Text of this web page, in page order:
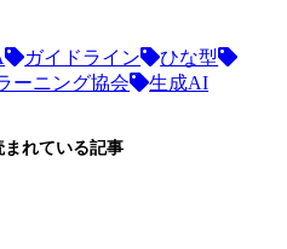
ガイドライン
ひな型
ーニング協会 生成AI
まれている記事